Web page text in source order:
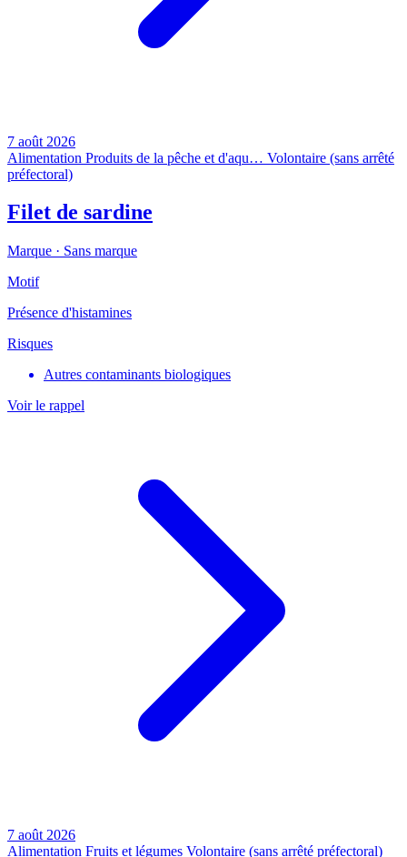
7 août 2026
Alimentation Produits de la pêche et d'aqu… Volontaire (sans arrêté
préfectoral)
Filet de sardine
Marque · Sans marque
Motif
Présence d'histamines
Risques
Autres contaminants biologiques
Voir le rappel
7 août 2026
Alimentation Fruits et légumes Volontaire (sans arrêté préfectoral)